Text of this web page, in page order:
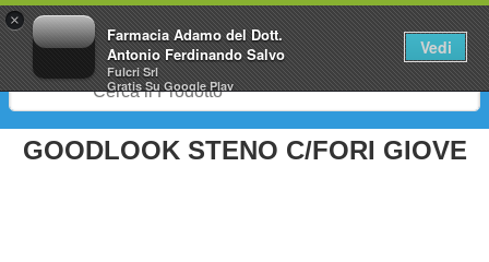
×
Farmacia Adamo del Dott.
Antonio Ferdinando Salvo
Fulcri Srl
GratisSu Google Play
Vedi
0
GOODLOOK STENO C/FORI GIOVE